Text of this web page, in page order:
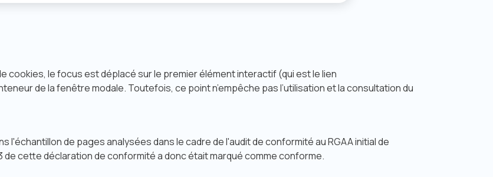
cookies, le focus est déplacé sur le premier élément interactif (qui est le lien
de la fenêtre modale. Toutefois, ce point n’empêche pas l’utilisation et la consultation du
l'échantillon de pages analysées dans le cadre de l'audit de conformité au RGAA initial de
cette déclaration de conformité a donc était marqué comme conforme.